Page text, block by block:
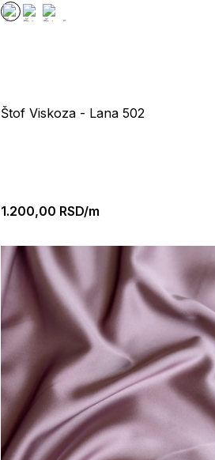
Štof Viskoza - Lana 502
1.200,00 RSD/m